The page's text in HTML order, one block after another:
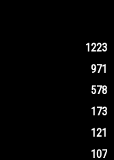
1223
971
578
173
121
107